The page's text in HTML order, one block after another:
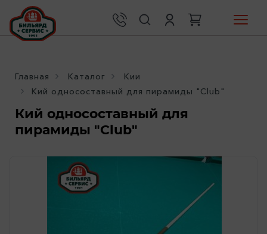
Главная Каталог
Кии
Кий односоставный для пирамиды "Club"
Кий односоставный для
пирамиды "Club"